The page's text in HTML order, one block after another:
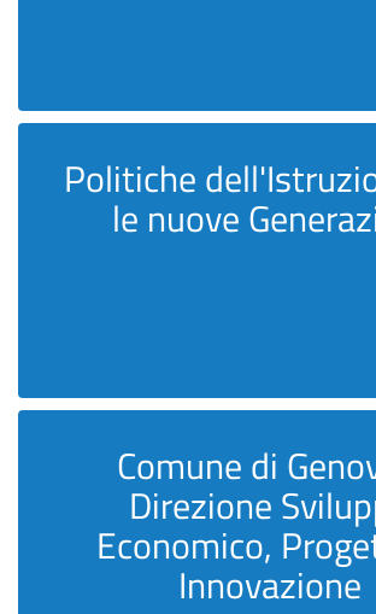
Politiche
le nuove
Comune di
Direzione
Economico,
Innovazione